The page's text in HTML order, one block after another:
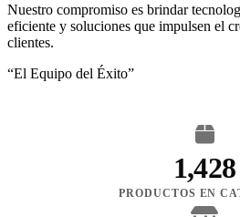
Nuestro compromiso es brindar
eficiente y soluciones que impulsen el
clientes.
“El Equipo del Éxito”
1,428
PRODUCTOS EN